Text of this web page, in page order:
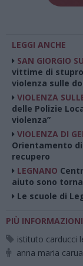
LEGGI ANCHE
SAN GIORGIO
vittime di
violenza sulle
VIOLENZA
delle Polizie
violenza”
VIOLENZA DI
Orientamento
recupero
LEGNANO
aiuto sono
Le scuole di
PIÙ
istituto carducci
anna maria